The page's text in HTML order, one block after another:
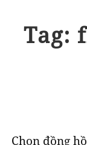
Tag:
Chọn đồng